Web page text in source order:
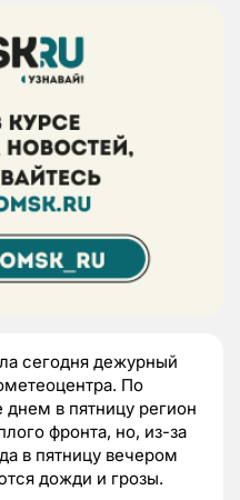
сегодня дежурный
По
в пятницу регион
фронта, но, из-за
в пятницу вечером
дожди и грозы.